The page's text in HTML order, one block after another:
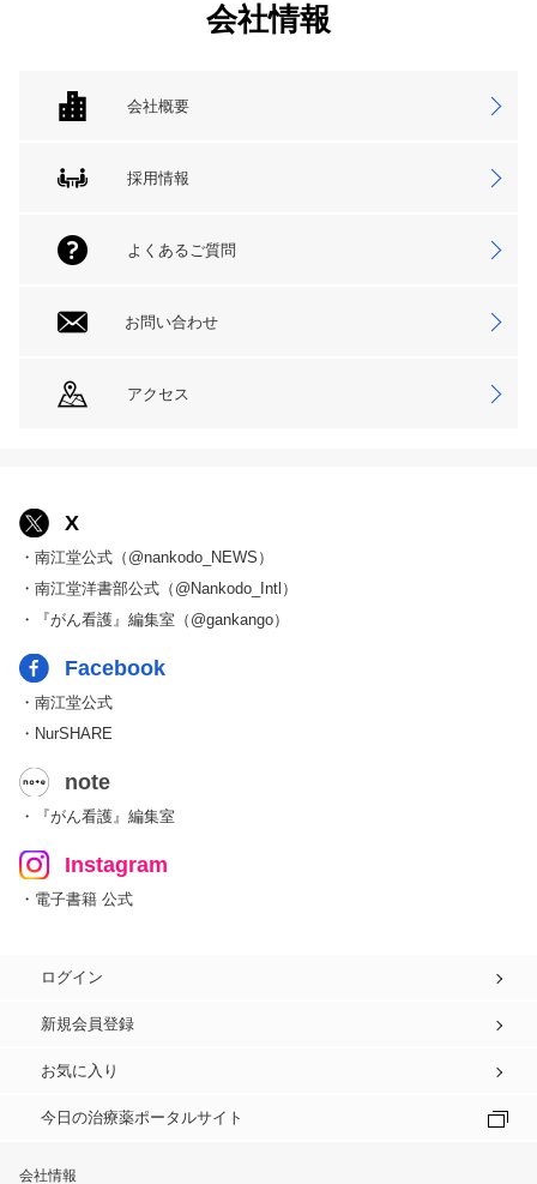
会社情報
会社概要
採用情報
よくあるご質問
お問い合わせ
アクセス
X
・南江堂公式（@nankodo_NEWS）
・南江堂洋書部公式（@Nankodo_Intl）
・『がん看護』編集室（@gankango）
Facebook
・南江堂公式
・NurSHARE
note
・『がん看護』編集室
Instagram
・電子書籍 公式
ログイン
新規会員登録
お気に入り
今日の治療薬ポータルサイト
会社情報